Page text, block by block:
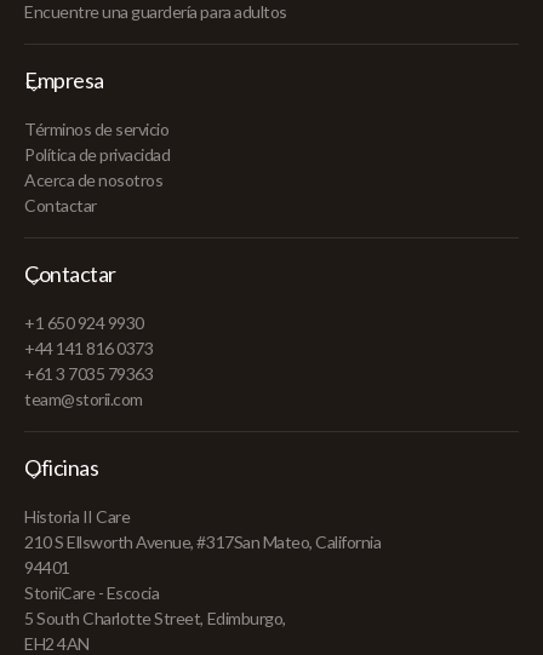
Encuentre una guardería para adultos
Empresa
Términos de servicio
Política de privacidad
Acerca de nosotros
Contactar
Contactar
+1 650 924 9930
+44 141 816 0373
+61 3 7035 79363
team@storii.com
Oficinas
Historia II Care
210 S Ellsworth Avenue, #317San Mateo, California
94401
StoriiCare - Escocia
5 South Charlotte Street, Edimburgo,
EH2 4AN